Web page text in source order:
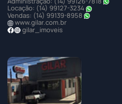
Locação: (14) 99127-3234
Vendas: (14) 99139-8958
www.gilar.com.br
gilar_imoveis